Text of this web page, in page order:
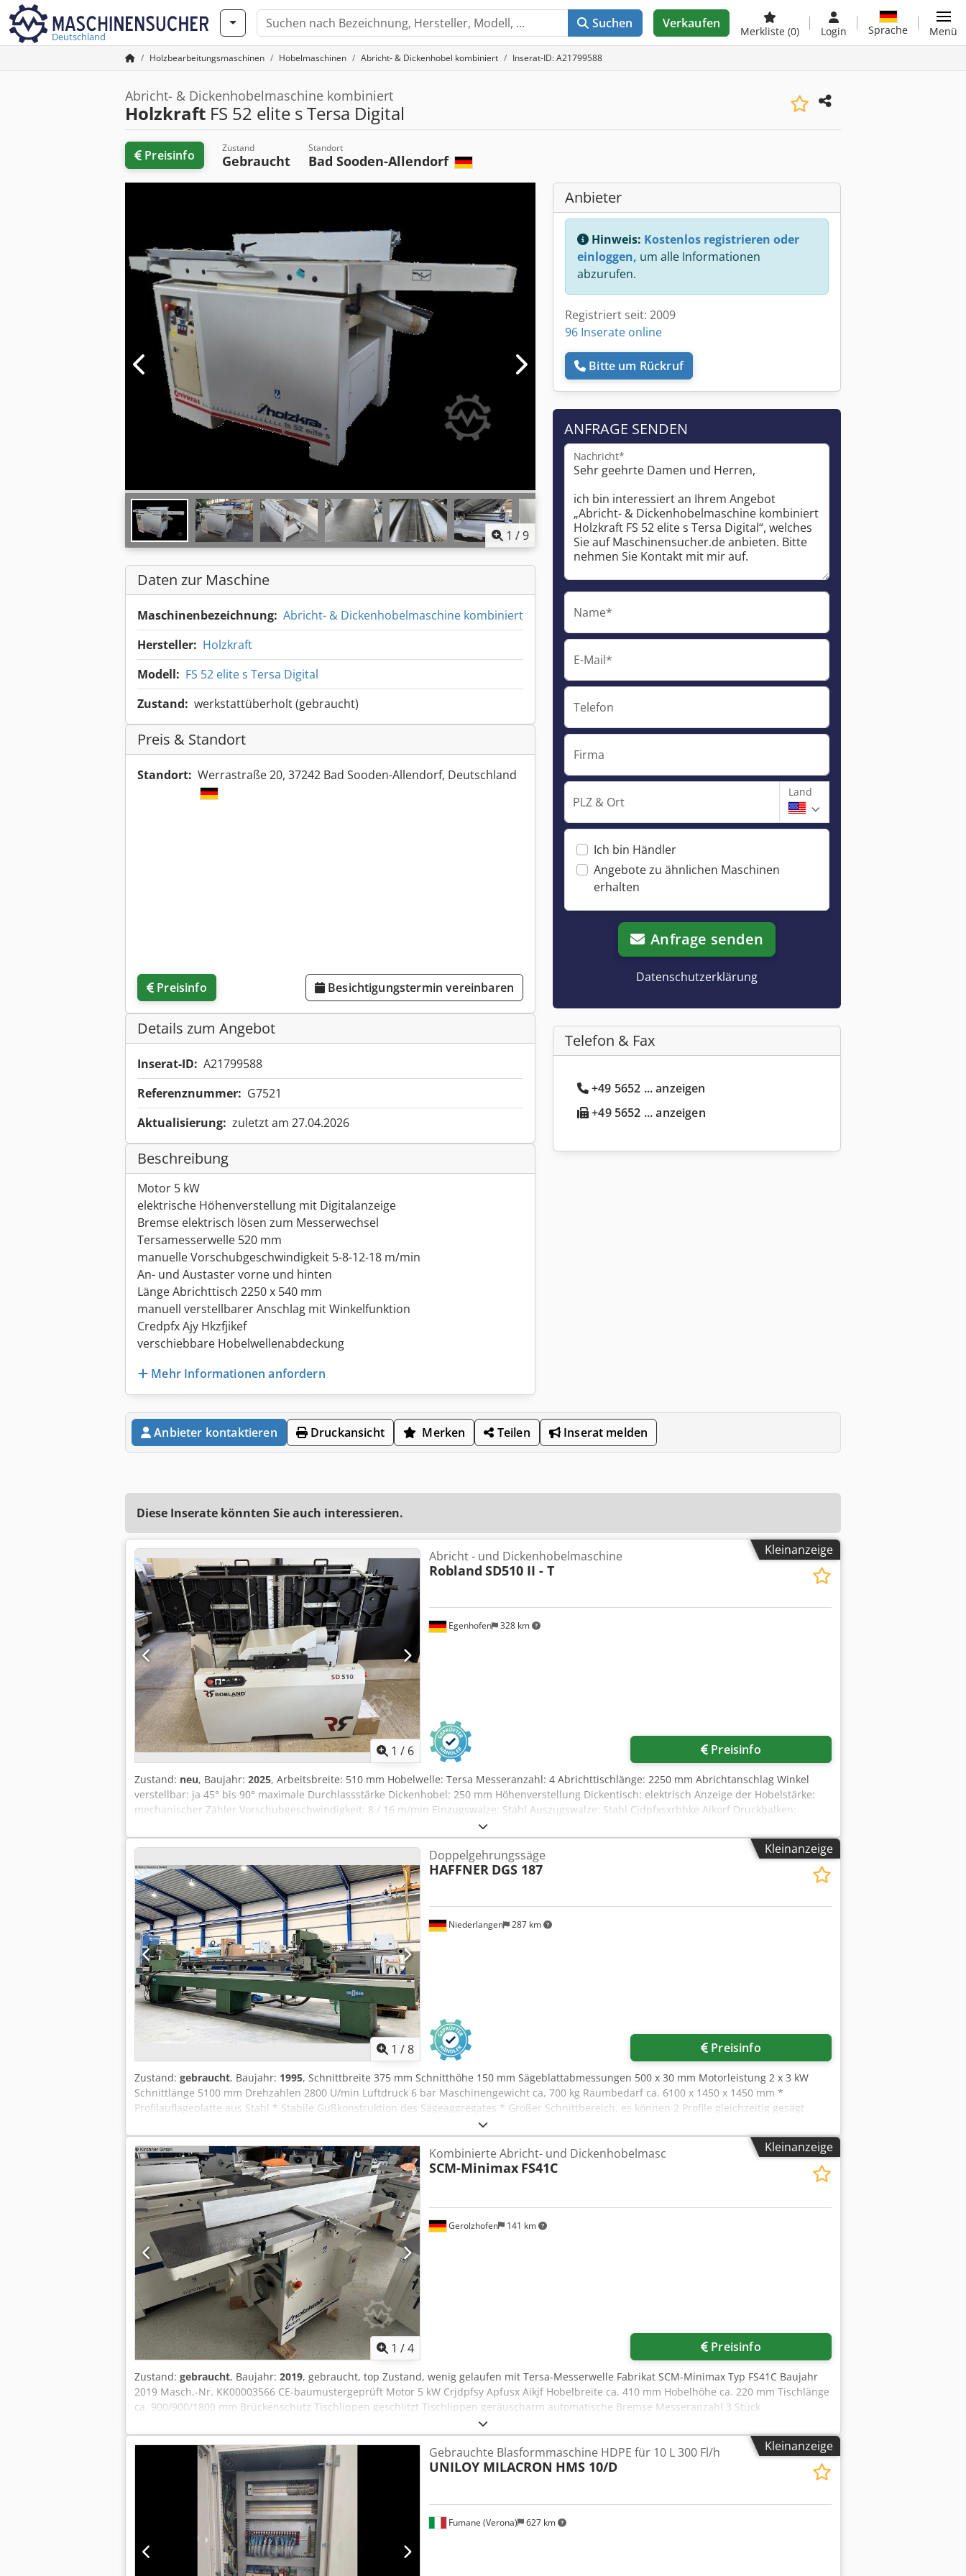
Deutschland
Suchen Verkaufen
Merkliste (0) Login Sprache Menü
Holzbearbeitungsmaschinen Hobelmaschinen Abricht- & Dickenhobel kombiniert Inserat-ID: A21799588
Abricht- & Dickenhobelmaschine kombiniert
Holzkraft FS 52 elite s Tersa Digital
Preisinfo Zustand
Gebraucht
Standort
Bad Sooden-Allendorf
1 /9
Daten zur Maschine
Maschinenbezeichnung: Abricht- & Dickenhobelmaschine kombiniert
Hersteller: Holzkraft
Modell: FS 52 elite s Tersa Digital
Zustand: werkstattüberholt (gebraucht)
Preis & Standort
Standort: Werrastraße 20, 37242 Bad Sooden-Allendorf, Deutschland
Preisinfo Besichtigungstermin vereinbaren
Details zum Angebot
Inserat-ID: A21799588
Referenznummer: G7521
Aktualisierung: zuletzt am 27.04.2026
Beschreibung
Motor 5 kW
elektrische Höhenverstellung mit Digitalanzeige
Bremse elektrisch lösen zum Messerwechsel
Tersamesserwelle 520 mm
manuelle Vorschubgeschwindigkeit 5-8-12-18 m/min
An- und Austaster vorne und hinten
Länge Abrichttisch 2250 x 540 mm
manuell verstellbarer Anschlag mit Winkelfunktion
Credpfx Ajy Hkzfjikef
verschiebbare Hobelwellenabdeckung
Mehr Informationen anfordern
Anbieter
Hinweis: Kostenlos registrieren oder
einloggen, um alle Informationen
abzurufen.
Registriert seit: 2009
96 Inserate online
Bitte um Rückruf
ANFRAGE SENDEN
Nachricht*
Name*
E-Mail*
Telefon
Firma
PLZ & Ort
Land
Ich bin Händler
Angebote zu ähnlichen Maschinen
erhalten
Anfrage senden
Datenschutzerklärung
Telefon & Fax
+49 5652 ... anzeigen
+49 5652 ... anzeigen
Anbieter kontaktieren Druckansicht Merken Teilen Inserat melden
Diese Inserate könnten Sie auch interessieren.
Kleinanzeige
1 / 6
Egenhofen 328 km
Abricht - und Dickenhobelmaschine
Robland SD510 II - T
Preisinfo
Zustand: neu, Baujahr: 2025, Arbeitsbreite: 510 mm Hobelwelle: Tersa Messeranzahl: 4 Abrichttischlänge: 2250 mm Abrichtanschlag Winkel
verstellbar: ja 45° bis 90° maximale Durchlassstärke Dickenhobel: 250 mm Höhenverstellung Dickentisch: elektrisch Anzeige der Hobelstärke:
mechanischer Zähler Vorschubgeschwindigkeit: 8 / 16 m/min Einzugswalze: Stahl Auszugswalze: Stahl Cjdpfxsxrbhke Aikorf Druckbalken:
Gliederdruckbalken Motorleistung: 7 kW Motorbremse: ja, automatisch Absauganschluss: 150mm Maschinenlänge: 2200 mm Maschinenbreite:
1050 mm Gewicht: 900kg
Kleinanzeige
1 /8
Niederlangen 287 km
Doppelgehrungssäge
HAFFNER DGS 187
Preisinfo
Zustand: gebraucht, Baujahr: 1995, Schnittbreite 375 mm Schnitthöhe 150 mm Sägeblattabmessungen 500 x 30 mm Motorleistung 2 x 3 kW
Schnittlänge 5100 mm Drehzahlen 2800 U/min Luftdruck 6 bar Maschinengewicht ca, 700 kg Raumbedarf ca. 6100 x 1450 x 1450 mm *
Profilauflageplatte aus Stahl * Stabile Gußkonstruktion des Sägeaggregates * Großer Schnittbereich, es können 2 Profile gleichzeitig gesägt
werden * Leichte Verstellung des beweglichen Aggregats durch Rollenführung * Doppelte Lagerung der Schwenkeinrichtung * Gefahrloses
Spannen durch Zweidrucksystem Codpfx Aietv Rgrekerf * Doppelte Führung für den Sägevorschub * Hydropneumatischer Sägevorschub *
Korrekturskala für Außenmaße * Linkes Sägeaggregat fest * Schwenkbereich 45°-90° * Inkl. Absaugung (ohne Verrohrung) ALKO Mobil-Jet 100
Baujahr 2002
Kleinanzeige
1 /4
Gerolzhofen 141 km
Kombinierte Abricht- und Dickenhobelmasc
SCM-Minimax FS41C
Preisinfo
Zustand: gebraucht, Baujahr: 2019, gebraucht, top Zustand, wenig gelaufen mit Tersa-Messerwelle Fabrikat SCM-Minimax Typ FS41C Baujahr
2019 Masch.-Nr. KK00003566 CE-baumustergeprüft Motor 5 kW Crjdpfsy Apfusx Aikjf Hobelbreite ca. 410 mm Hobelhöhe ca. 220 mm Tischlänge
ca. 900/900/1800 mm Brückenschutz Tischlippen geschlitzt Tischlippen geräuscharm automatische Bremse Messeranzahl 3 Stück
Messersystem - Tersa Wendemesser Digitalanzeige f. Hobelhöhe analog Absaughaube integriert Neupreis ca. 5500 € Absauganschluss D 2 x
120 mm Platzbedarf ca. 2000 x 800 x 1000 mm Gewicht ca. 320 kg Lagerort 97447 Gerolzhofen, frei verladen, unverpackt Übergabe im Istzustand
wie besichtigt, ohne Garantie und Gewährleistung
Kleinanzeige
Fumane (Verona) 627 km
Gebrauchte Blasformmaschine HDPE für 10 L 300 Fl/h
UNILOY MILACRON HMS 10/D